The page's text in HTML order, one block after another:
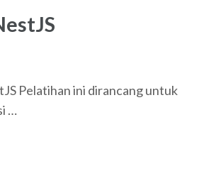
Pelatihan ini dirancang untuk
…